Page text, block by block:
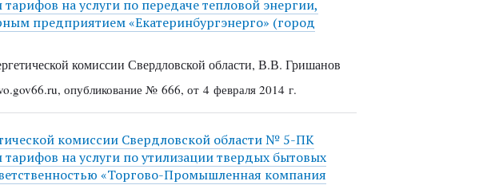
на услуги по передаче тепловой энергии,
предприятием «Екатеринбургэнерго» (город
комиссии Свердловской области, В.В. Гришанов
опубликование № 666, от 4 февраля 2014 г.
комиссии Свердловской области № 5-ПК
на услуги по утилизации твердых бытовых
«Торгово-Промышленная компания